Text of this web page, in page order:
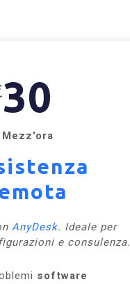
30
Mezz'ora
AnyDesk. Ideale per
e consulenza.
software